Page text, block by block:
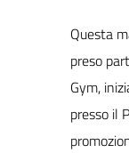
Questa
preso
Gym,
presso il